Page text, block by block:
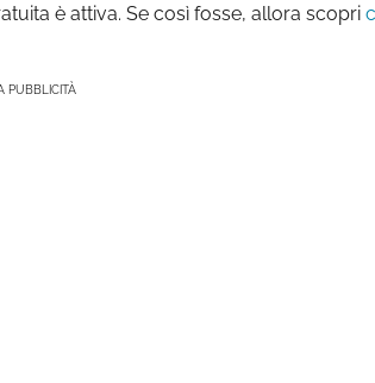
è attiva. Se così fosse, allora scopri
PUBBLICITÀ